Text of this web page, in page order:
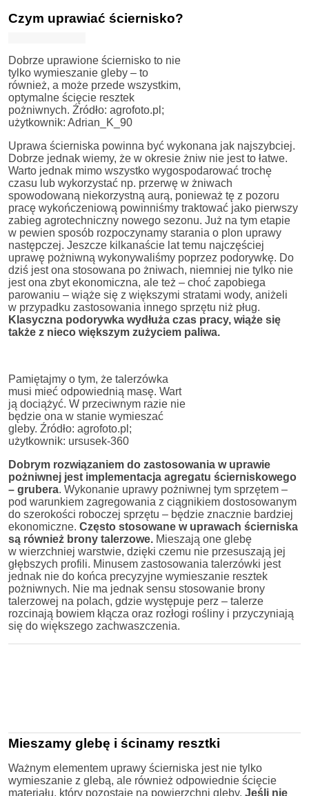
Czym uprawiać ściernisko?
Dobrze uprawione ściernisko to nie
tylko wymieszanie gleby – to
również, a może przede wszystkim,
optymalne ścięcie resztek
pożniwnych. Źródło: agrofoto.pl;
użytkownik: Adrian_K_90
Uprawa ścierniska powinna być wykonana jak najszybciej.
Dobrze jednak wiemy, że w okresie żniw nie jest to łatwe.
Warto jednak mimo wszystko wygospodarować trochę
czasu lub wykorzystać np. przerwę w żniwach
spowodowaną niekorzystną aurą, ponieważ tę z pozoru
pracę wykończeniową powinniśmy traktować jako pierwszy
zabieg agrotechniczny nowego sezonu. Już na tym etapie
w pewien sposób rozpoczynamy starania o plon uprawy
następczej. Jeszcze kilkanaście lat temu najczęściej
uprawę pożniwną wykonywaliśmy poprzez podorywkę. Do
dziś jest ona stosowana po żniwach, niemniej nie tylko nie
jest ona zbyt ekonomiczna, ale też – choć zapobiega
parowaniu – wiąże się z większymi stratami wody, aniżeli
w przypadku zastosowania innego sprzętu niż pług.
Klasyczna podorywka wydłuża czas pracy, wiąże się
także z nieco większym zużyciem paliwa.
Pamiętajmy o tym, że talerzówka
musi mieć odpowiednią masę. Wart
ją dociążyć. W przeciwnym razie nie
będzie ona w stanie wymieszać
gleby. Źródło: agrofoto.pl;
użytkownik: ursusek-360
Dobrym rozwiązaniem do zastosowania w uprawie
pożniwnej jest implementacja agregatu ścierniskowego
– grubera. Wykonanie uprawy pożniwnej tym sprzętem –
pod warunkiem zagregowania z ciągnikiem dostosowanym
do szerokości roboczej sprzętu – będzie znacznie bardziej
ekonomiczne. Często stosowane w uprawach ścierniska
są również brony talerzowe. Mieszają one glebę
w wierzchniej warstwie, dzięki czemu nie przesuszają jej
głębszych profili. Minusem zastosowania talerzówki jest
jednak nie do końca precyzyjne wymieszanie resztek
pożniwnych. Nie ma jednak sensu stosowanie brony
talerzowej na polach, gdzie występuje perz – talerze
rozcinają bowiem kłącza oraz rozłogi rośliny i przyczyniają
się do większego zachwaszczenia.
Mieszamy glebę i ścinamy resztki
Ważnym elementem uprawy ścierniska jest nie tylko
wymieszanie z glebą, ale również odpowiednie ścięcie
materiału, który pozostaje na powierzchni gleby. Jeśli nie